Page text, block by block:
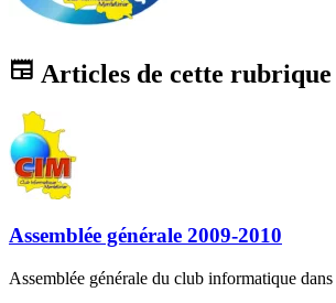
newspaper Articles de cette rubrique
Assemblée générale 2009-2010
Assemblée générale du club informatique